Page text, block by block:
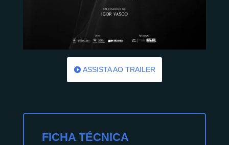
ASSISTA AO TRAILER
FICHA TÉCNICA